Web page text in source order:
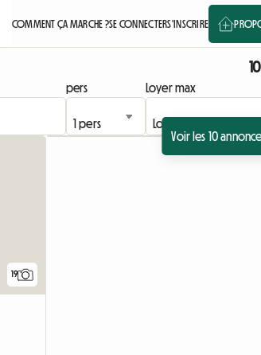
COMMENT ÇA MARCHE ?SE CONNECTERS'INSCRIRE
pers
Loyer max
Voir les 10
19